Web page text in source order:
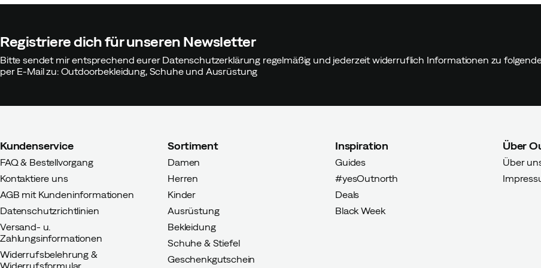
Größe: 36/37
Ich liebe sie – und sie passen mir perfekt!
Vor 8 Monaten
Ein herrlich warmer und bequemer Stiefel. Leicht an- und auszuziehen.
Registriere dich für unseren Newsletter
Bitte sendet mir entsprechend eurer Datenschutzerklärung regelmäßig und jederzeit widerruflich Informationen zu
per E-Mail zu: Outdoorbekleidung, Schuhe und Ausrüstung
Kundenservice
FAQ & Bestellvorgang
Kontaktiere uns
AGB mit Kundeninformationen
Datenschutzrichtlinien
Versand- u.
Zahlungsinformationen
Widerrufsbelehrung &
Widerrufsformular
Sortiment
Damen
Herren
Kinder
Ausrüstung
Bekleidung
Schuhe & Stiefel
Geschenkgutschein
Inspiration
Guides
#yesOutnorth
Deals
Black Week
Über
Über